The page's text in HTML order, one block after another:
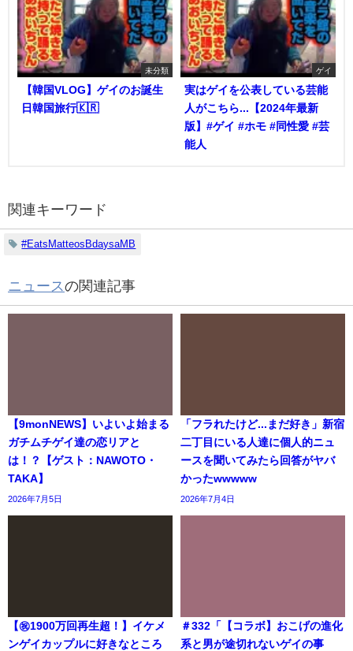
未分類
【韓国VLOG】ゲイのお誕生
日韓国旅行🇰🇷
ゲイ
実はゲイを公表している芸能
人がこちら...【2024年最新
版】#ゲイ #ホモ #同性愛 #芸
能人
関連キーワード
#EatsMatteosBdaysaMB
ニュースの関連記事
【9monNEWS】いよいよ始まる
ガチムチゲイ達の恋リアと
は！？【ゲスト：NAWOTO・
TAKA】
2026年7月5日
「フラれたけど...まだ好き」新宿
二丁目にいる人達に個人的ニュ
ースを聞いてみたら回答がヤバ
かったwwwww
2026年7月4日
【㊗️1900万回再生超！】イケメ
ンゲイカップルに好きなところ
＃332「【コラボ】おこげの進化
系と男が途切れないゲイの事